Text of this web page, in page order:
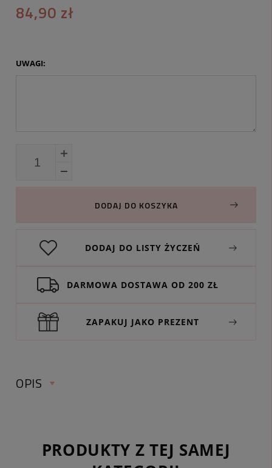
84,90 zł
UWAGI:
DODAJ DO KOSZYKA
DODAJ DO LISTY ŻYCZEŃ
DARMOWA DOSTAWA OD 200 ZŁ
ZAPAKUJ JAKO PREZENT
OPIS
PRODUKTY Z TEJ SAMEJ